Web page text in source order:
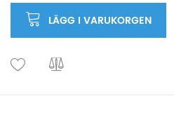
LÄGG I VARUKORGEN